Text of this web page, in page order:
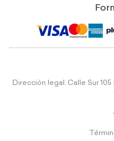
Dirección legal: Calle Sur